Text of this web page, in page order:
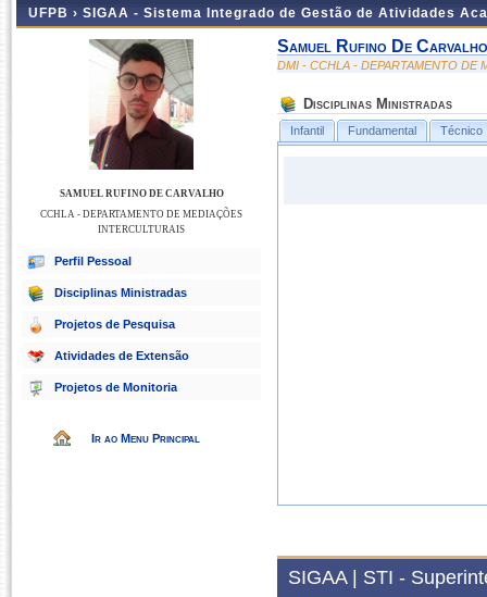
UFPB › SIGAA - Sistema Integrado de Gestão de Atividades
SAMUEL RUFINO DE CARVALHO
CCHLA - DEPARTAMENTO DE MEDIAÇÕES
INTERCULTURAIS
Perfil Pessoal
Disciplinas Ministradas
Projetos de Pesquisa
Atividades de Extensão
Projetos de Monitoria
Ir ao Menu Principal
Samuel Rufino De Carvalho
DMI - CCHLA - DEPARTAMENTO DE
Disciplinas Ministradas
Infantil Fundamental Técnico
SIGAA | STI -